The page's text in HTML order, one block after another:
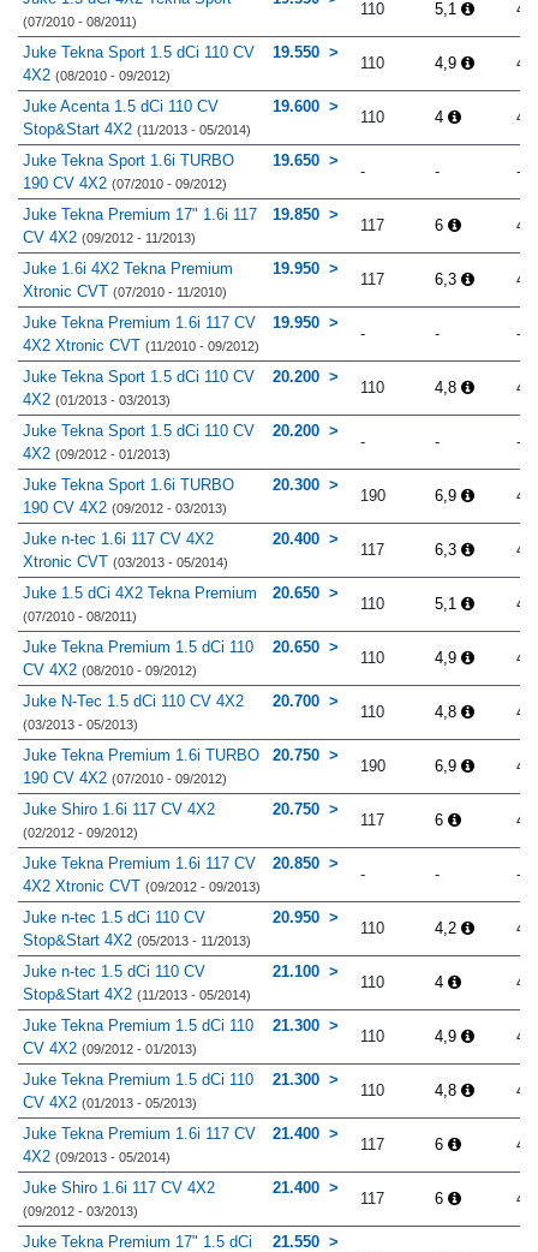
(07/2010 - 08/2011)
110 5,1
Juke Tekna Sport 1.5 dCi 110 CV
4X2 (08/2010 - 09/2012)
19.550
110 4,9
Juke Acenta 1.5 dCi 110 CV
Stop&Start 4X2 (11/2013 - 05/2014)
19.600
110 4
Juke Tekna Sport 1.6i TURBO
190 CV 4X2 (07/2010 - 09/2012)
19.650
- - -
Juke Tekna Premium 17" 1.6i 117
CV 4X2 (09/2012 - 11/2013)
19.850
117 6
Juke 1.6i 4X2 Tekna Premium
Xtronic CVT (07/2010 - 11/2010)
19.950
117 6,3
Juke Tekna Premium 1.6i 117 CV
4X2 Xtronic CVT (11/2010 - 09/2012)
19.950
- - -
Juke Tekna Sport 1.5 dCi 110 CV
4X2 (01/2013 - 03/2013)
20.200
110 4,8
Juke Tekna Sport 1.5 dCi 110 CV
4X2 (09/2012 - 01/2013)
20.200
- - -
Juke Tekna Sport 1.6i TURBO
190 CV 4X2 (09/2012 - 03/2013)
20.300
190 6,9
Juke n-tec 1.6i 117 CV 4X2
Xtronic CVT (03/2013 - 05/2014)
20.400
117 6,3
Juke 1.5 dCi 4X2 Tekna Premium
(07/2010 - 08/2011)
20.650
110 5,1
Juke Tekna Premium 1.5 dCi 110
CV 4X2 (08/2010 - 09/2012)
20.650
110 4,9
Juke N-Tec 1.5 dCi 110 CV 4X2
(03/2013 - 05/2013)
20.700
110 4,8
Juke Tekna Premium 1.6i TURBO
190 CV 4X2 (07/2010 - 09/2012)
20.750
190 6,9
Juke Shiro 1.6i 117 CV 4X2
(02/2012 - 09/2012)
20.750
117 6
Juke Tekna Premium 1.6i 117 CV
4X2 Xtronic CVT (09/2012 - 09/2013)
20.850
- - -
Juke n-tec 1.5 dCi 110 CV
Stop&Start 4X2 (05/2013 - 11/2013)
20.950
110 4,2
Juke n-tec 1.5 dCi 110 CV
Stop&Start 4X2 (11/2013 - 05/2014)
21.100
110 4
Juke Tekna Premium 1.5 dCi 110
CV 4X2 (09/2012 - 01/2013)
21.300
110 4,9
Juke Tekna Premium 1.5 dCi 110
CV 4X2 (01/2013 - 05/2013)
21.300
110 4,8
Juke Tekna Premium 1.6i 117 CV
4X2 (09/2013 - 05/2014)
21.400
117 6
Juke Shiro 1.6i 117 CV 4X2
(09/2012 - 03/2013)
21.400
117 6
Juke Tekna Premium 17" 1.5 dCi
21.550